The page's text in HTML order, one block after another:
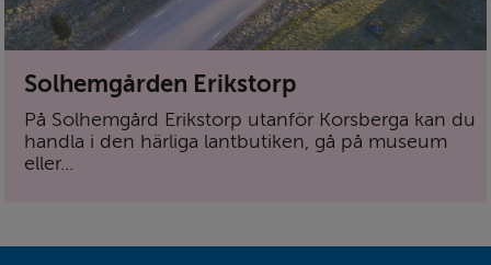
Solhemgården Erikstorp
På Solhemgård Erikstorp utanför Korsberga kan du
handla i den härliga lantbutiken, gå på museum
eller...